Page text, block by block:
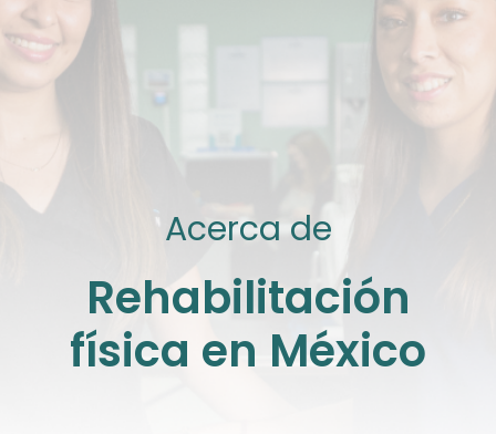
Acerca de
Rehabilitación
física en México